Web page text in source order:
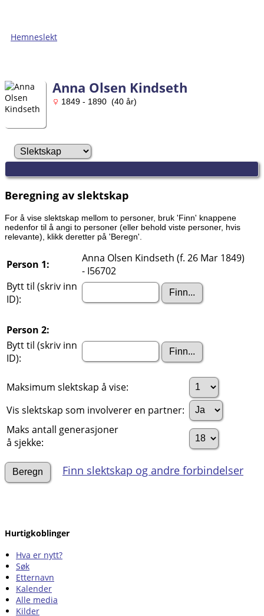
Hemneslekt
Anna Olsen Kindseth
1849 - 1890 (40 år)
Beregning av slektskap
For å vise slektskap mellom to personer, bruk 'Finn' knappene
nedenfor til å angi to personer (eller behold viste personer, hvis
relevante), klikk deretter på 'Beregn'.
Person 1:
Anna Olsen Kindseth (f. 26 Mar 1849)
- I56702
Bytt til (skriv inn
ID):
Person 2:
Bytt til (skriv inn
ID):
Maksimum slektskap å vise:
Vis slektskap som involverer en partner:
Maks antall generasjoner
å sjekke:
Finn slektskap og andre forbindelser
Hurtigkoblinger
Hva er nytt?
Søk
Etternavn
Kalender
Alle media
Kilder